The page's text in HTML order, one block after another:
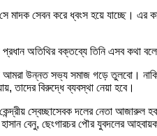
সেবন করে ধ্বংস হয়ে যাচ্ছে। এর
অতিথির বক্তব্যে তিনি এসব কথা
আমরা উন্নত সভ্য সমাজ গড়ে তুলবো।
তাদের বিরুদ্ধে ব্যবস্থা নেয়া হবে।
স্বেচ্ছাসেবক দলের নেতা
বেনু, ছেংগারচর পৌর যুবদলের